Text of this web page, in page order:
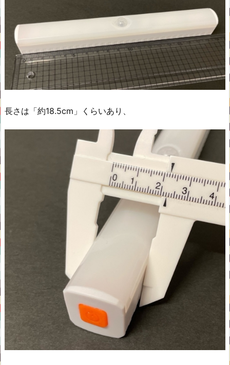
長さは「約18.5cm」くらいあり、